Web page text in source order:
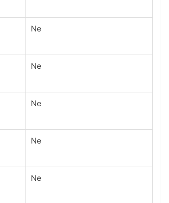
Ne
Ne
Ne
Ne
Ne